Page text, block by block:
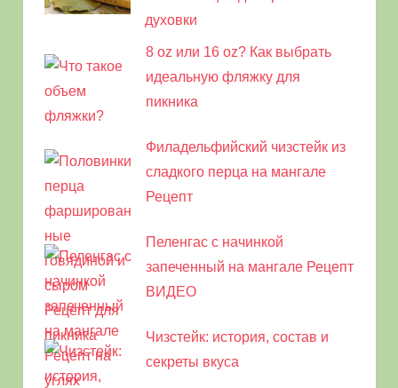
духовки
8 oz или 16 oz? Как выбрать
идеальную фляжку для
пикника
Филадельфийский чизстейк из
сладкого перца на мангале
Рецепт
Пеленгас с начинкой
запеченный на мангале Рецепт
ВИДЕО
Чизстейк: история, состав и
секреты вкуса